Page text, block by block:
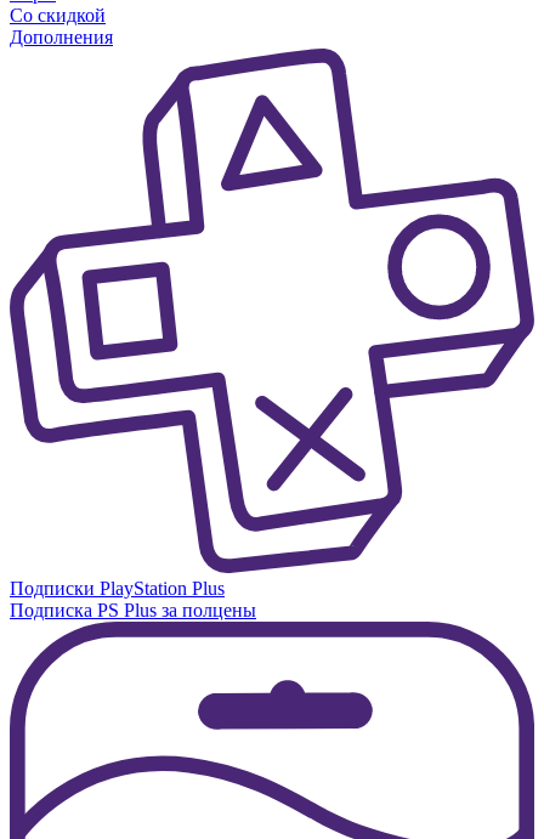
Со скидкой
Дополнения
Подписки PlayStation Plus
Подписка PS Plus за полцены